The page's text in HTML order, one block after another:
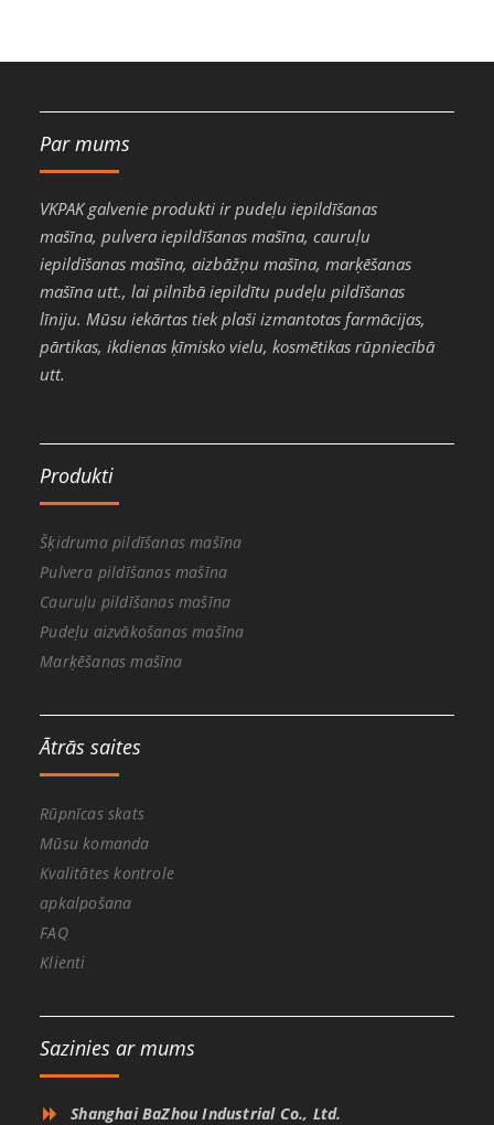
Par mums
VKPAK galvenie produkti ir pudeļu iepildīšanas
mašīna, pulvera iepildīšanas mašīna, cauruļu
iepildīšanas mašīna, aizbāžņu mašīna, marķēšanas
mašīna utt., lai pilnībā iepildītu pudeļu pildīšanas
līniju. Mūsu iekārtas tiek plaši izmantotas farmācijas,
pārtikas, ikdienas ķīmisko vielu, kosmētikas rūpniecībā
utt.
Produkti
Šķidruma pildīšanas mašīna
Pulvera pildīšanas mašīna
Cauruļu pildīšanas mašīna
Pudeļu aizvākošanas mašīna
Marķēšanas mašīna
Ātrās saites
Rūpnīcas skats
Mūsu komanda
Kvalitātes kontrole
apkalpošana
FAQ
Klienti
Sazinies ar mums
Shanghai BaZhou Industrial Co., Ltd.